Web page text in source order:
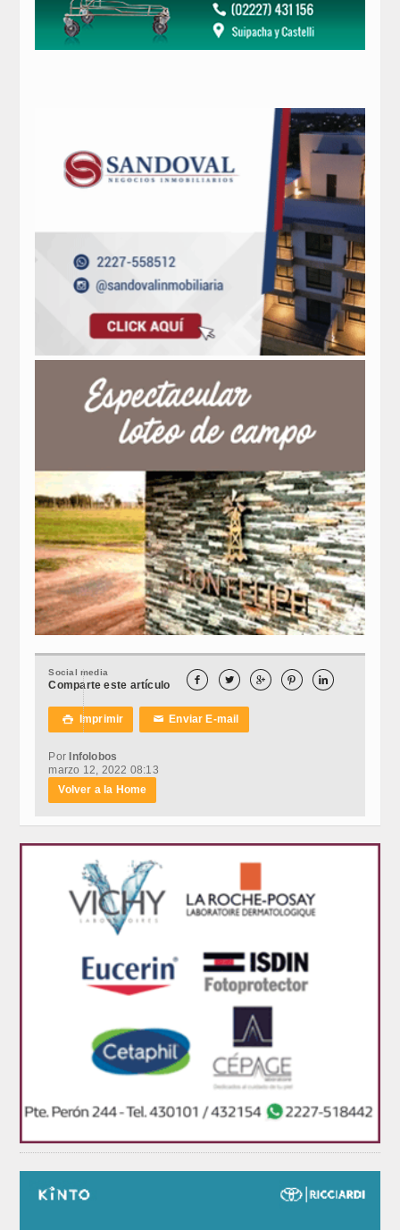
Social media
Comparte este artículo     
 Imprimir ✉Enviar E-mail
Por Infolobos
marzo 12, 2022 08:13
Volver a la Home